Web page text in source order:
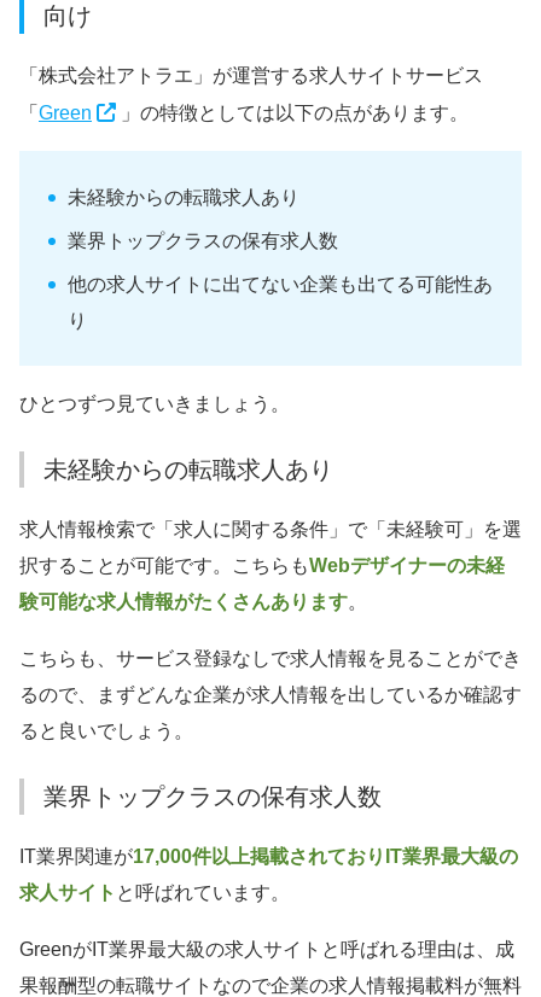
向け
「株式会社アトラエ」が運営する求人サイトサービス
「 Green 」の特徴としては以下の点があります。
未経験からの転職求人あり
業界トップクラスの保有求人数
他の求人サイトに出てない企業も出てる可能性あ
り
ひとつずつ見ていきましょう。
未経験からの転職求人あり
求人情報検索で「求人に関する条件」で「未経験可」を選
択することが可能です。こちらもWebデザイナーの未経
験可能な求人情報がたくさんあります。
こちらも、サービス登録なしで求人情報を見ることができ
るので、まずどんな企業が求人情報を出しているか確認す
ると良いでしょう。
業界トップクラスの保有求人数
IT業界関連が17,000件以上掲載されておりIT業界最大級の
求人サイト と呼ばれています。
GreenがIT業界最大級の求人サイトと呼ばれる理由は、成
果報酬型の転職サイトなので企業の求人情報掲載料が無料